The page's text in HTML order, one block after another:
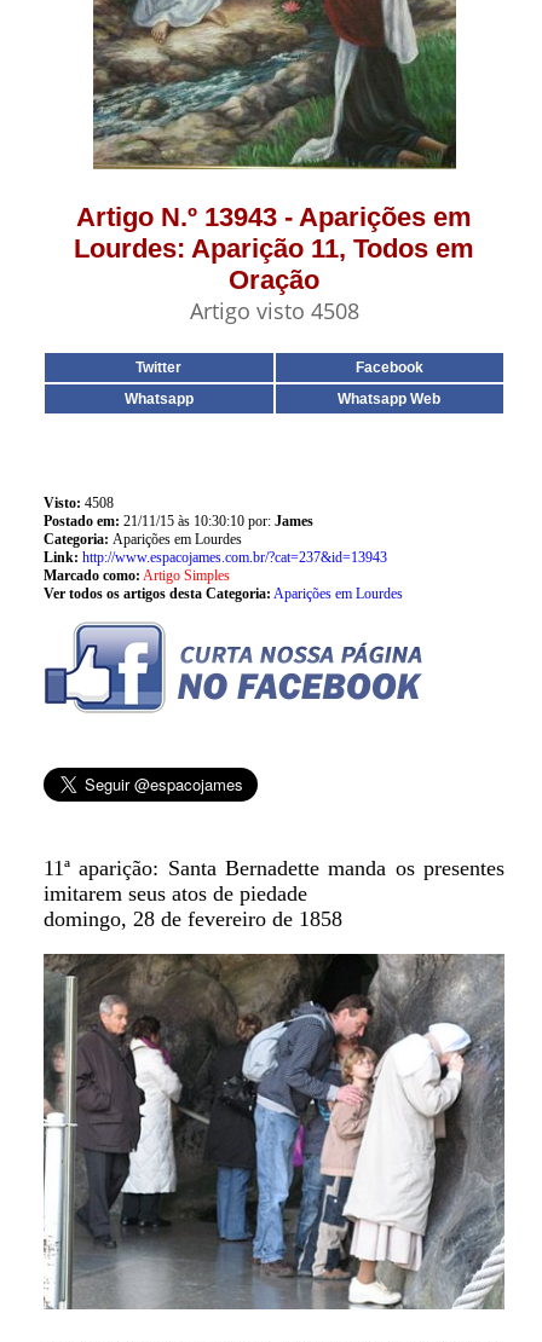
Artigo N.º 13943 - Aparições em
Lourdes: Aparição 11, Todos em
Oração
Artigo visto 4508
Twitter
Facebook
Whatsapp
Whatsapp Web
Visto: 4508
Postado em: 21/11/15 às 10:30:10 por: James
Categoria: Aparições em Lourdes
Link: http://www.espacojames.com.br/?cat=237&id=13943
Marcado como: Artigo Simples
Ver todos os artigos desta Categoria: Aparições em Lourdes
11ª aparição: Santa Bernadette manda os presentes
imitarem seus atos de piedade
domingo, 28 de fevereiro de 1858